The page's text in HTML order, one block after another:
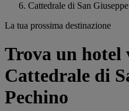
Cattedrale di San Giuseppe
La tua prossima destinazione
Trova un hotel
Cattedrale di
Pechino